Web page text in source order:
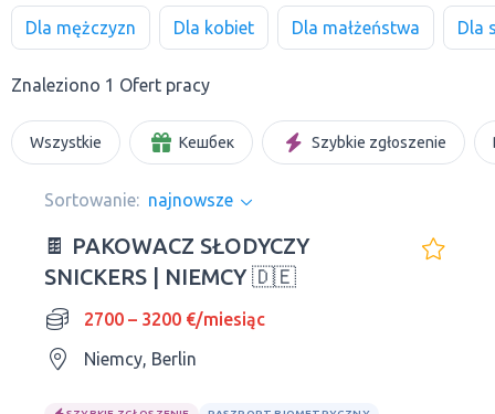
Dla mężczyzn Dla kobiet Dla małżeństwa Dla
Znaleziono 1 Ofert pracy
Wszystkie Кешбек Szybkie zgłoszenie
Sortowanie: najnowsze
🍫 PAKOWACZ SŁODYCZY
SNICKERS | NIEMCY 🇩🇪
2700 – 3200 €/miesiąc
Niemcy, Berlin